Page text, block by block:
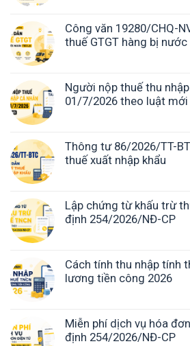
Công văn 19280/CHQ-
thuế GTGT hàng bị
Người nộp thuế thu
01/7/2026 theo luật mới
Thông tư 86/2026/TT-
thuế xuất nhập khẩu
Lập chứng từ khấu trừ
định 254/2026/NĐ-CP
Cách tính thu nhập tính
lương tiền công 2026
Miễn phí dịch vụ hóa
định 254/2026/NĐ-CP